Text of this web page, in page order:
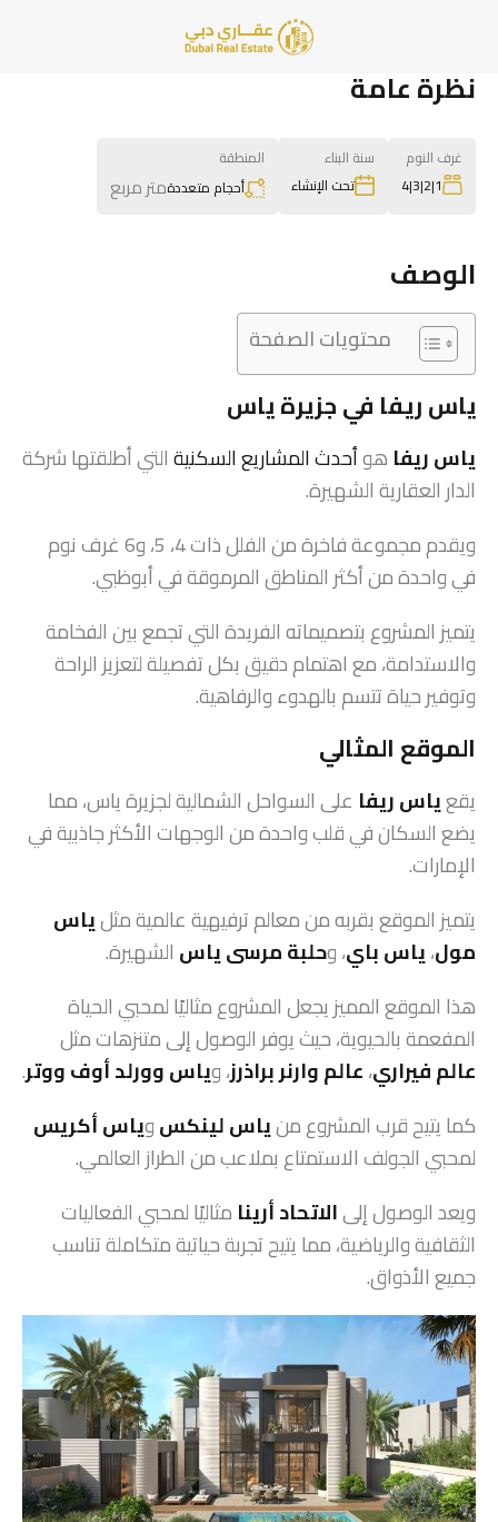
نظرة عامة
غرف النوم
1|2|3|4
سنة البناء
تحت الإنشاء
المنطقة
أحجام متعددةمتر مربع
الوصف
محتويات الصفحة
ياس ريفا في جزيرة ياس
ياس ريفا هوأحدث المشاريع السكنيةالتي أطلقتها شركة
الدار العقارية الشهيرة.
ويقدم مجموعة فاخرة من الفلل ذات 4، 5، و6 غرف نوم
في واحدة من أكثر المناطق المرموقة في أبوظبي.
يتميز المشروع بتصميماته الفريدة التي تجمع بين الفخامة
والاستدامة، مع اهتمام دقيق بكل تفصيلة لتعزيز الراحة
وتوفير حياة تتسم بالهدوء والرفاهية.
الموقع المثالي
يقعياس ريفا على السواحل الشمالية لجزيرة ياس، مما
يضع السكان في قلب واحدة من الوجهات الأكثر جاذبية في
الإمارات.
يتميز الموقع بقربه من معالم ترفيهية عالمية مثلياس
مول،ياس باي، وحلبة مرسى ياس الشهيرة.
هذا الموقع المميز يجعل المشروع مثاليًا لمحبي الحياة
المفعمة بالحيوية، حيث يوفر الوصول إلى متنزهات مثل
عالم فيراري،عالم وارنر براذرز، وياس وورلد أوف ووتر.
كما يتيح قرب المشروع منياس لينكسوياس أكريس
لمحبي الجولف الاستمتاع بملاعب من الطراز العالمي.
ويعد الوصول إلىالاتحاد أرينا مثاليًا لمحبي الفعاليات
الثقافية والرياضية، مما يتيح تجربة حياتية متكاملة تناسب
جميع الأذواق.